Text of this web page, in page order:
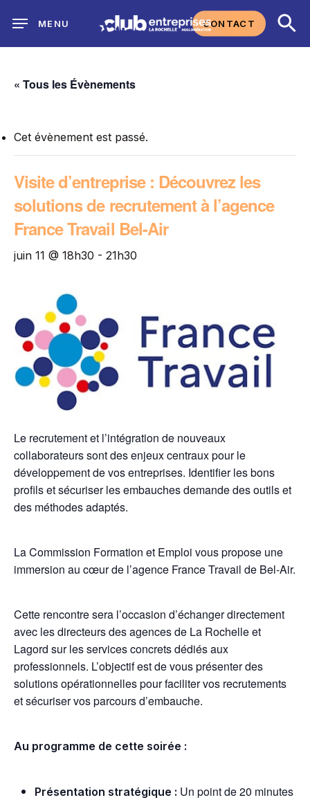
main
CONTACT
MENU
« Tous les Évènements
Cet évènement est passé.
Visite d’entreprise : Découvrez les
solutions de recrutement à l’agence
France Travail Bel-Air
juin 11 @ 18h30 - 21h30
Le recrutement et l’intégration de nouveaux
collaborateurs sont des enjeux centraux pour le
développement de vos entreprises. Identifier les bons
profils et sécuriser les embauches demande des outils et
des méthodes adaptés.
La Commission Formation et Emploi vous propose une
immersion au cœur de l’agence France Travail de Bel-Air.
Cette rencontre sera l’occasion d’échanger directement
avec les directeurs des agences de La Rochelle et
Lagord sur les services concrets dédiés aux
professionnels. L’objectif est de vous présenter des
solutions opérationnelles pour faciliter vos recrutements
et sécuriser vos parcours d’embauche.
Au programme de cette soirée :
Présentation stratégique : Un point de 20 minutes